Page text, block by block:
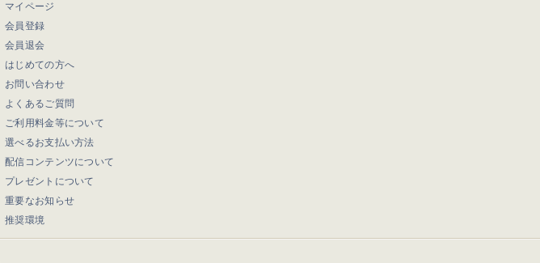
マイページ
会員登録
会員退会
はじめての方へ
お問い合わせ
よくあるご質問
ご利用料金等について
選べるお支払い方法
配信コンテンツについて
プレゼントについて
重要なお知らせ
推奨環境